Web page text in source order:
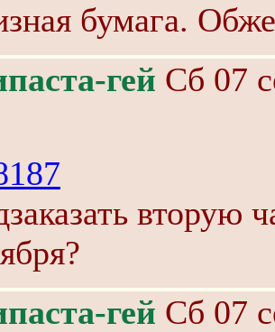
бумага.
гей Сб 07
вторую
гей Сб 07